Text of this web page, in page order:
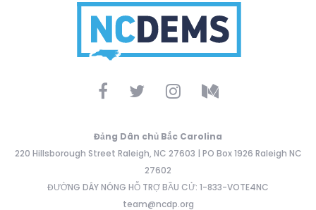
Đảng Dân chủ Bắc Carolina
220 Hillsborough Street Raleigh, NC 27603 | PO Box 1926 Raleigh NC
27602
ĐƯỜNG DÂY NÓNG HỖ TRỢ BẦU CỬ: 1-833-VOTE4NC
team@ncdp.org